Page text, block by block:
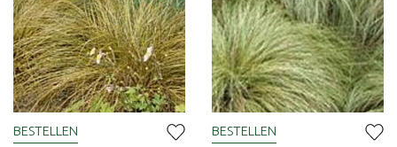
BESTELLEN BESTELLEN